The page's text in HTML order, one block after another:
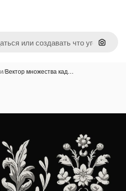
Поиск
/Вектор множества кад…